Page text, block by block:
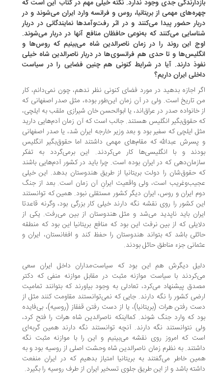
جدی وجود ندارد. نکته خیلی مهم در کتاب این است که
مهمی از بریتانیا، ‌روس و فرانسه وارد ایران می‌شوند و در
حضور پیدا می‌کنند و در اثر رفت‌وآمدها نمایندگانی در دربار
می‌کنند که به‌نوعی حافظان منافع آنها در دربار می‌شوند.
این روند را در زمان ناصرالدین شاه می‌بینیم که روس‌ها و
و تا حدی هم فرانسوی‌ها در دربار ناصرالدین شاه خیلی
دارند. آیا در شرایط کنونی هم چنین فضایی را در سیاست
ایران داریم؟
اجازه بدهید در مورد فضای کنونی نظر ندهم، چون نمی‌دانم، کار
تاریخ است. ولی در آن زمان این‌طور بوده، مثل صدر اصفهانی که
خانواده صدر در عراق‌اند، یا ابوالحسن خان شیرازی ملقب به ایلچی،
حقوق‌بگیر انگلیس هستند. جالب است که آن زمان آدم‌هایی دارید
ایلچی که سفیر بود و بعد وزیر خارجه ایران شد، یا صدر اصفهانی
عبدالله که مقام‌های مهمی داشتند اما حقوق‌بگیر انگلیس
و با انگلیسی‌ها کار می‌کردند. این برمی‌گردد به تفکر
که در ایران بوده است. چرا باید در کشور آدم‌هایی باشند
حقوق‌شان را دولت بریتانیا از طریق هندوستان بدهد. این خیلی
است، ولی واقعیت ایرانِ آن زمان است. بعد از جنگ
ایران و روس، ایران دیگر کشور مستقلی نبود. همین که توانستند
کشور را روی نقشه نگه دارند خیلی کار بزرگی بود، وگرنه قاعدتا
باید ناپدید می‌شد و مثل هندوستان از بین می‌رفت. یکی از
که از بین نرفت این بود که منافع بریتانیا این بود که منطقه
باشد که بتواند هندوستان را حفظ کند و افغانستان، ایران و
جزء مناطق حائل بودند.
دیگرش هم این بود که سیاست‌مداران داخل ایران سعی
با سیاست موازنه مثبت در مقابل موازنه منفی که دکتر
پیشنهاد می‌کرد، تعادلی به وجود بیاورند که بتوانند تمامیت
کشور را نگه دارند. جایی که نمی‌توانستند مقاومت کنند مثل از
رفتن هرات (بریتانیا)، یا از دست رفتن قفقاز (روسیه)، بی‌فایده
که وارد جنگ شوند. کمااینکه ناصرالدین شاه هرات را فتح کرد،
نتوانستند نگه دارند. آنچه توانستند نگه دارند همین گربه‌ای
که امروز روی نقشه می‌بینیم و این را با موازنه مثبت نگه
به نظرم زمان ناصرالدین شاه وحشت اصلی از روسیه بود و به
خاطر می‌گفتند به بریتانیا امتیاز بدهیم که در ایران منفعت
باشد و از این طریق جلوی تسخیر ایران از طرف روسیه را بگیرد.